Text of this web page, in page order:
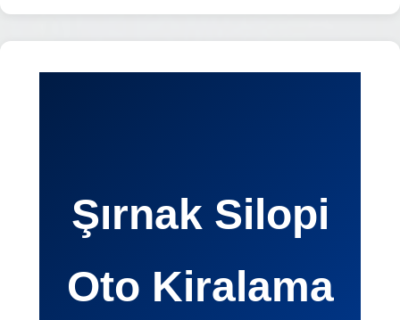
Şırnak Silopi
Oto Kiralama